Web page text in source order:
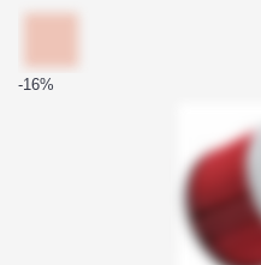
-16%